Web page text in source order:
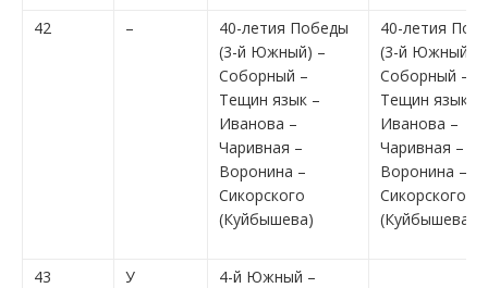
42 –
40-летия Победы
(3-й Южный) –
Соборный –
Тещин язык –
Иванова –
Чаривная –
Воронина –
Сикорского
(Куйбышева)
40-летия
(3-й Южный) –
Соборный –
Тещин язык –
Иванова –
Чаривная –
Воронина –
Сикорского
(Куйбышева)
43 У
4-й Южный –